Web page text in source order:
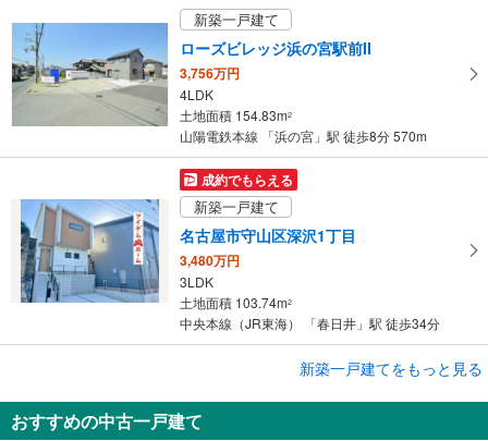
す
る
新築一戸建て
ローズビレッジ浜の宮駅前II
3,756万円
4LDK
土地面積 154.83m2
山陽電鉄本線 「浜の宮」駅 徒歩8分 570m
成約でもらえる
新築一戸建て
名古屋市守山区深沢1丁目
3,480万円
3LDK
土地面積 103.74m2
中央本線（JR東海） 「春日井」駅 徒歩34分
みよし市三好町上
新築一戸建てをもっと見る
おすすめの中古一戸建て